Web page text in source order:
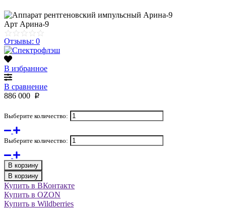
Арт Арина-9
Отзывы: 0
В избранное
В сравнение
886 000 p
Выберите количество:
Выберите количество:
В корзину
В корзину
Купить в ВКонтакте
Купить в OZON
Купить в Wildberries